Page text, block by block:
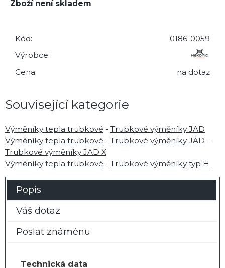
Zboží není skladem
Kód:
0186-0059
Výrobce:
Cena:
na dotaz
Související kategorie
Výměníky tepla trubkové - Trubkové výměníky JAD
Výměníky tepla trubkové - Trubkové výměníky JAD -
Trubkové výměníky JAD X
Výměníky tepla trubkové - Trubkové výměníky typ H
Popis
Váš dotaz
Poslat známénu
Technická data